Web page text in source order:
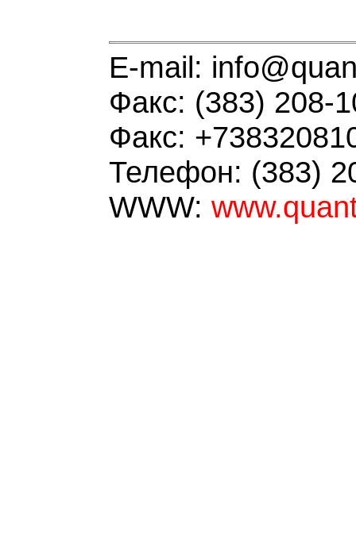
E-mail:
Факс: (383) 208-
Факс:
Телефон: (383)
WWW: